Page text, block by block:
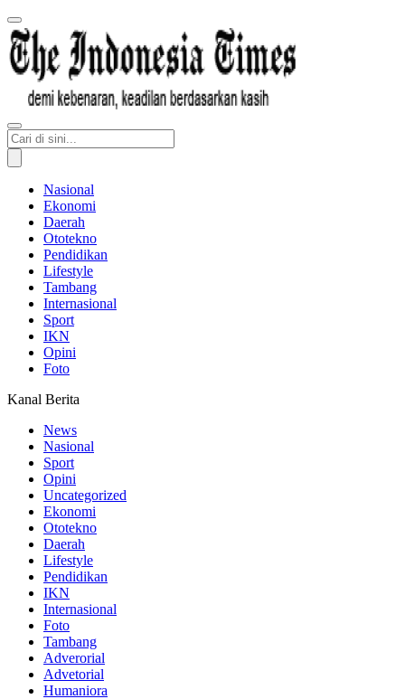
Nasional
Ekonomi
Daerah
Ototekno
Pendidikan
Lifestyle
Tambang
Internasional
Sport
IKN
Opini
Foto
Kanal Berita
News
Nasional
Sport
Opini
Uncategorized
Ekonomi
Ototekno
Daerah
Lifestyle
Pendidikan
IKN
Internasional
Foto
Tambang
Adverorial
Advetorial
Humaniora